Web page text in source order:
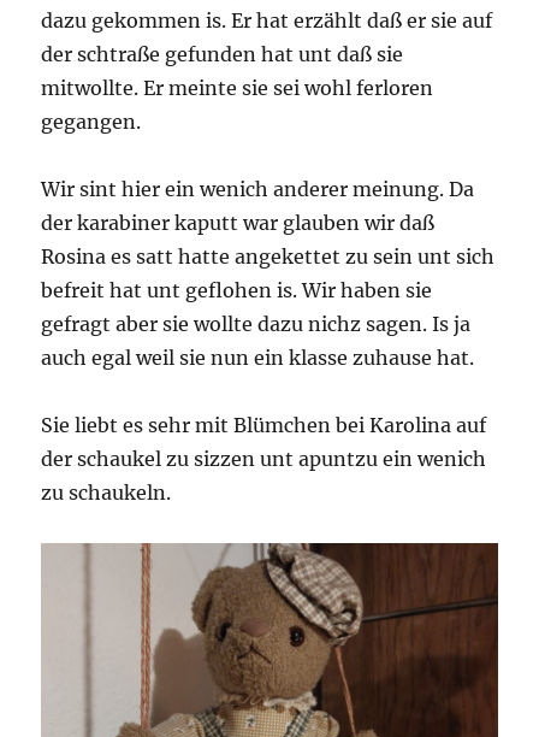
dazu gekommen is. Er hat erzählt daß er sie auf
der schtraße gefunden hat unt daß sie
mitwollte. Er meinte sie sei wohl ferloren
gegangen.
Wir sint hier ein wenich anderer meinung. Da
der karabiner kaputt war glauben wir daß
Rosina es satt hatte angekettet zu sein unt sich
befreit hat unt geflohen is. Wir haben sie
gefragt aber sie wollte dazu nichz sagen. Is ja
auch egal weil sie nun ein klasse zuhause hat.
Sie liebt es sehr mit Blümchen bei Karolina auf
der schaukel zu sizzen unt apuntzu ein wenich
zu schaukeln.